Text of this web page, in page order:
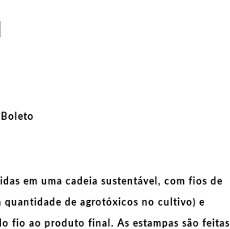
em uma cadeia sustentável, com fios de
quantidade de agrotóxicos no cultivo) e
fio ao produto final. As estampas são feitas